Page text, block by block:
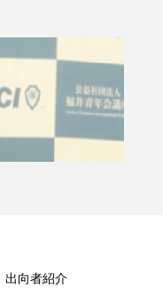
出向者紹介